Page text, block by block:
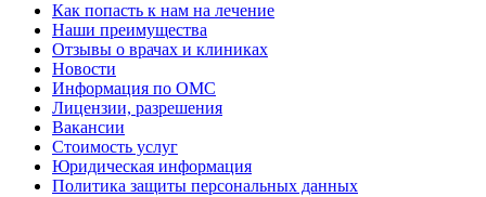
Как попасть к нам на лечение
Наши преимущества
Отзывы о врачах и клиниках
Новости
Информация по ОМС
Лицензии, разрешения
Вакансии
Стоимость услуг
Юридическая информация
Политика защиты персональных данных